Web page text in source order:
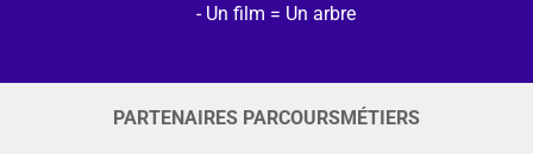
Un film = Un arbre
PARTENAIRES PARCOURSMÉTIERS